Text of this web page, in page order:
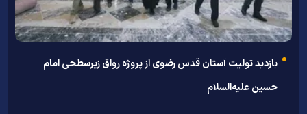
بازدید تولیت آستان قدس رضوی از پروژه رواق زیرسطحی امام
حسین علیه‌السلام